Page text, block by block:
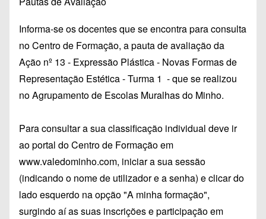
Informa-se os docentes que se encontra para consulta
no Centro de Formação, a pauta de avaliação da
Ação nº 13 - Expressão Plástica - Novas Formas de
Representação Estética - Turma 1 - que se realizou
no Agrupamento de Escolas Muralhas do Minho.
Para consultar a sua classificação individual deve ir
ao portal do Centro de Formação em
www.valedominho.com, iniciar a sua sessão
(indicando o nome de utilizador e a senha) e clicar do
lado esquerdo na opção "A minha formação",
surgindo aí as suas inscrições e participação em